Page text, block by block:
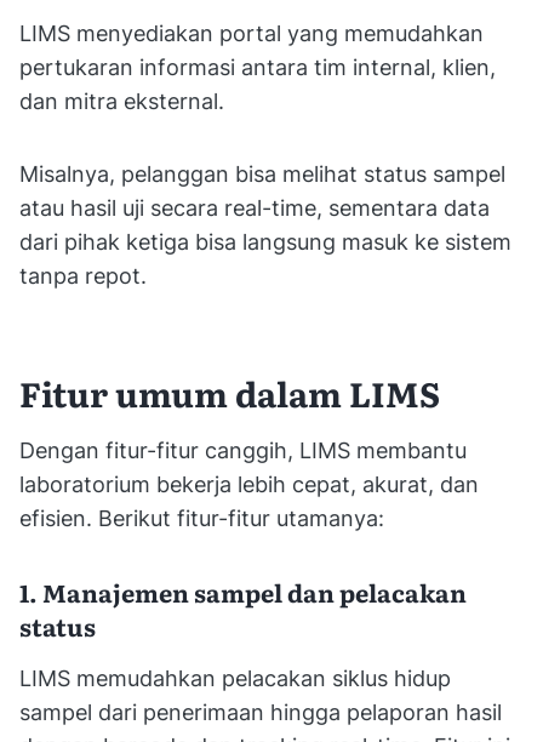
LIMS menyediakan portal yang memudahkan
pertukaran informasi antara tim internal, klien,
dan mitra eksternal.
Misalnya, pelanggan bisa melihat status sampel
atau hasil uji secara real-time, sementara data
dari pihak ketiga bisa langsung masuk ke sistem
tanpa repot.
Fitur umum dalam LIMS
Dengan fitur-fitur canggih, LIMS membantu
laboratorium bekerja lebih cepat, akurat, dan
efisien. Berikut fitur-fitur utamanya:
1. Manajemen sampel dan pelacakan
status
LIMS memudahkan pelacakan siklus hidup
sampel dari penerimaan hingga pelaporan hasil